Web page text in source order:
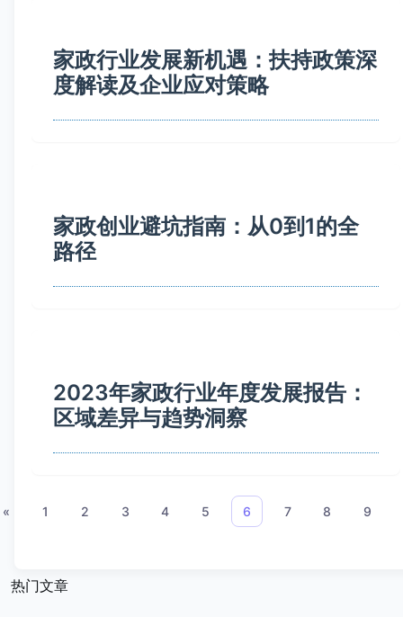
家政行业发展新机遇：扶持政策深
度解读及企业应对策略
家政创业避坑指南：从0到1的全
路径
2023年家政行业年度发展报告：
区域差异与趋势洞察
« 1 2 3 4 5 6 7 8 9
热门文章